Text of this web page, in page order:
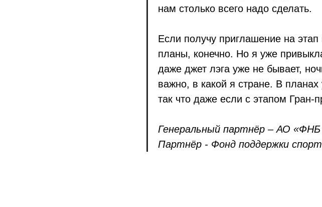
нам столько всего надо сделать.
Если получу приглашение на
планы, конечно. Но я уже
даже джет лэга уже не бывает,
важно, в какой я стране. В
так что даже если с этапом Гран-
Генеральный партнёр – АО «ФНБ
Партнёр - Фонд поддержки